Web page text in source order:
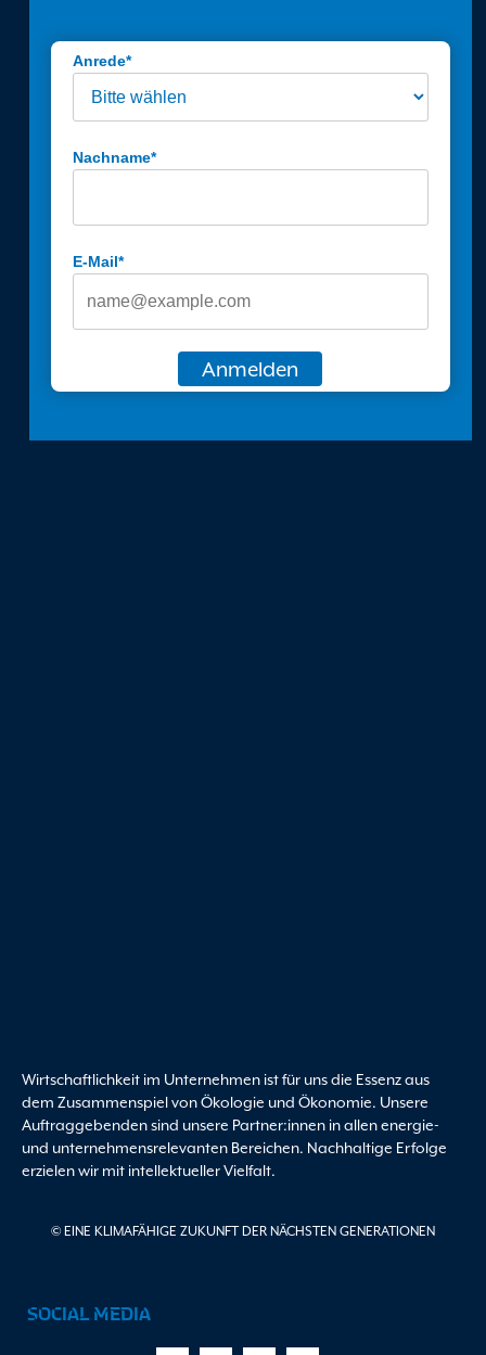
Anrede*
Nachname*
E-Mail*
Anmelden
Wirtschaftlichkeit im Unternehmen ist für uns die Essenz aus
dem Zusammenspiel von Ökologie und Ökonomie. Unsere
Auftraggebenden sind unsere Partner:innen in allen energie-
und unternehmensrelevanten Bereichen. Nachhaltige Erfolge
erzielen wir mit intellektueller Vielfalt.
© EINE KLIMAFÄHIGE ZUKUNFT DER NÄCHSTEN GENERATIONEN
SOCIAL MEDIA